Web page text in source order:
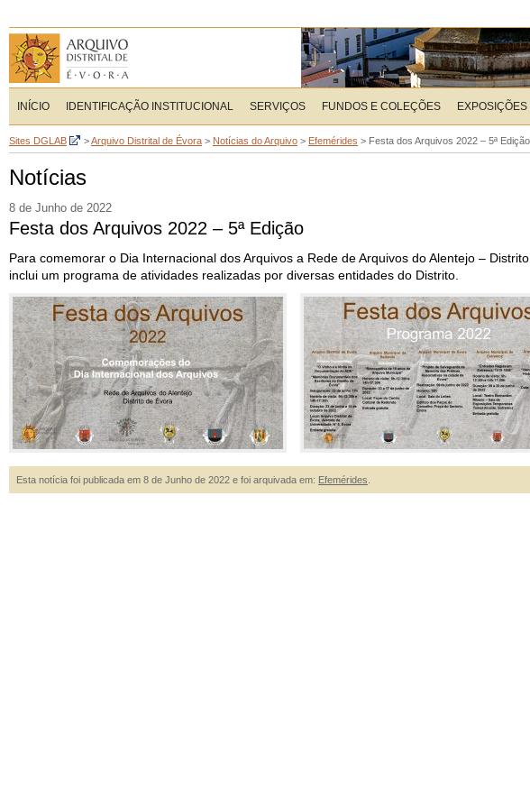
INÍCIO IDENTIFICAÇÃO INSTITUCIONAL SERVIÇOS FUNDOS E COLEÇÕES
Sites DGLAB >Arquivo Distrital de Évora > Notícias do Arquivo > Efemérides > Festa dos Arquivos 2022 – 5ª Edição
Notícias
8 de Junho de 2022
Festa dos Arquivos 2022 – 5ª Edição
Para comemorar o Dia Internacional dos Arquivos a Rede de Arquivos do Alentejo –
inclui um programa de atividades realizadas por diversas entidades do Distrito.
Esta notícia foi publicada em 8 de Junho de 2022 e foi arquivada em: Efemérides